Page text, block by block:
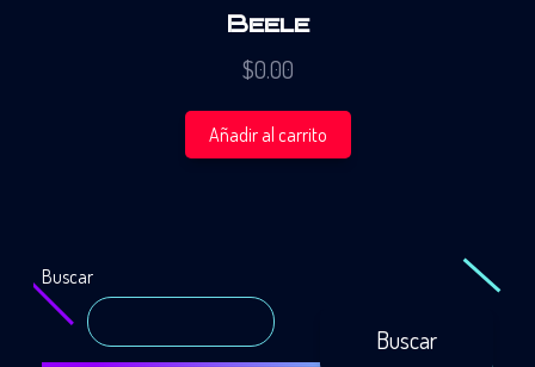
Beele
$0.00
Añadir al carrito
Buscar
Buscar